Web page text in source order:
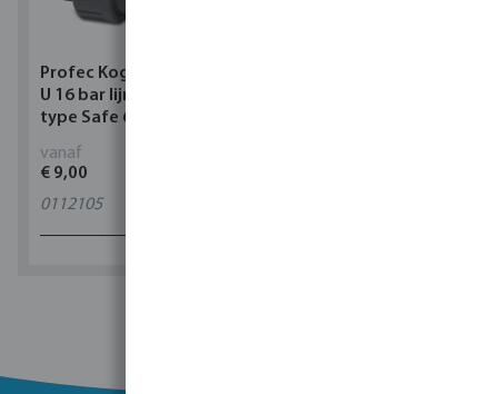
Profec Kogelkraan PVC-
U 16 bar lijmmof grijs
type Safe 600
vanaf
€ 9,00
0112105